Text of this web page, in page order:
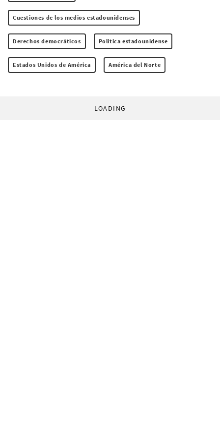
Cuestiones de los medios estadounidenses
Derechos democráticos Política estadounidense
Estados Unidos de América América del Norte
LOADING